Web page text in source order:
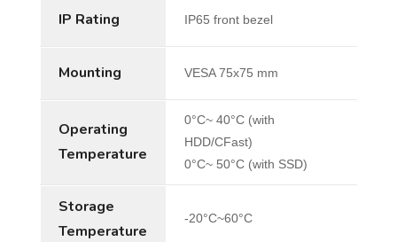
IP Rating IP65 front bezel
Mounting VESA 75x75 mm
Operating
Temperature
0°C~ 40°C (with
HDD/CFast)
0°C~ 50°C (with SSD)
Storage
Temperature
-20°C~60°C